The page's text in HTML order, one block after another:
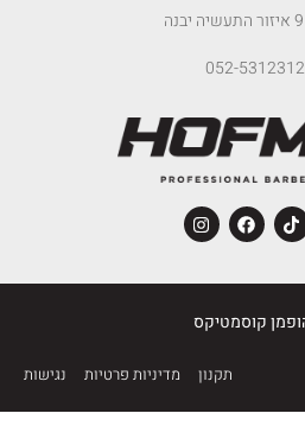
052-5312312
תקנון מדיניות פרטיות נגישות